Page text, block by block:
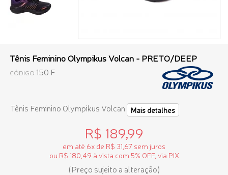
Tênis Feminino Olympikus Volcan - PRETO/DEEP
CÓDIGO 150 F
Tênis Feminino Olympikus Volcan Mais detalhes
R$ 189,99
em até 6x de R$ 31,67 sem juros
ou R$ 180,49 à vista com 5% OFF, via PIX
(Preço sujeito a alteração)